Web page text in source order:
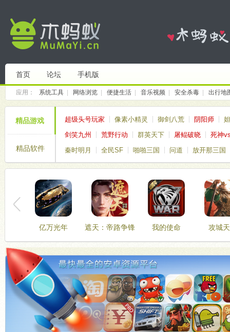
首页 论坛 手机版
应用： 系统工具 网络浏览 便捷生活 音乐视频 安全杀毒 出行地
精品游戏
精品软件
超级头号玩家 像素小精灵 御剑八荒 阴阳师
剑笑九州
荒野行动 群英天下 屠鲲破晓
死神
秦时明月
全民SF 啪啪三国 问道 放开那三国
亿万光年 遮天：帝路争锋 我的使命 攻城